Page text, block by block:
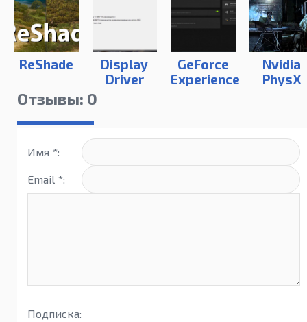
ReShade
Display
Driver
Uninstaller
GeForce
Experience
Nvidia
PhysX
Отзывы: 0
Имя *:
Email *:
Подписка: